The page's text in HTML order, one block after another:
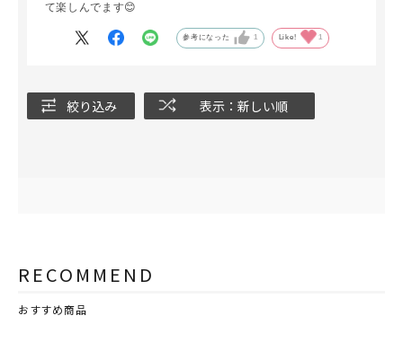
て楽しんでます😊
参考になった 1 Like! 1
絞り込み 表示：新しい順
RECOMMEND
おすすめ商品